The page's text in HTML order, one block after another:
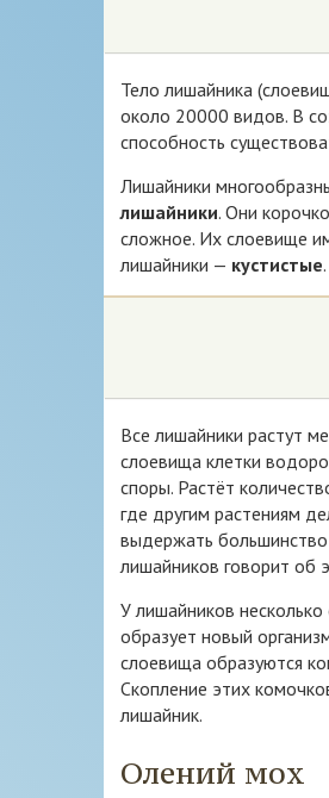
Тело лишайника
около 20000 видов. В
способность
Лишайники
лишайники. Они
сложное. Их слоевище
лишайники — кустистые
Все лишайники растут
слоевища клетки
споры. Растёт
где другим растениям
выдержать большинство
лишайников говорит об
У лишайников
образует новый
слоевища образуются
Скопление этих
лишайник.
Олений мох